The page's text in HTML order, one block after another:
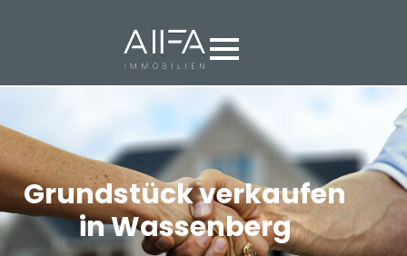
Grundstück verkaufen
in Wassenberg